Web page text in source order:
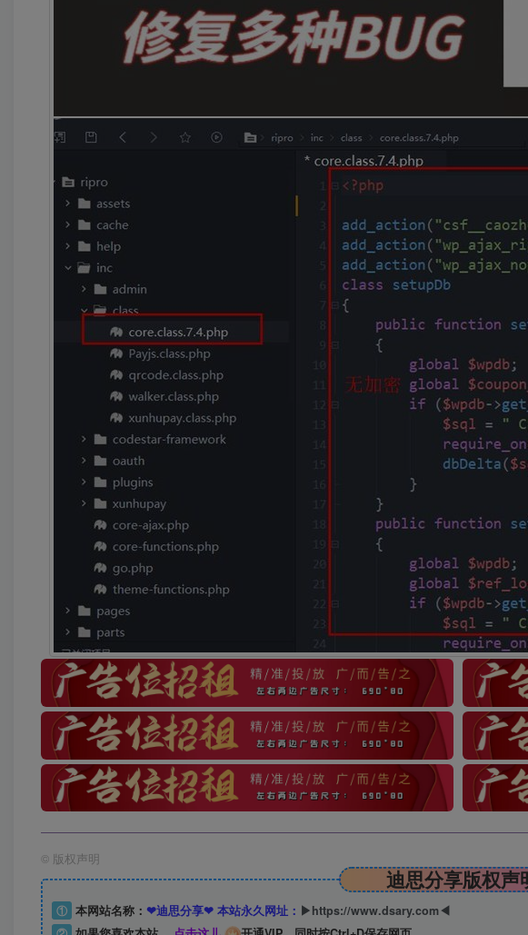
© 版权声明
迪思分享版权声
① 本网站名称： ❤迪思分享❤ 本站永久网址： ▶https://www.dsary.com◀